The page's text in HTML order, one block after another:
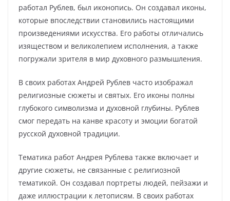
работал Рублев, был иконопись. Он создавал иконы,
которые впоследствии становились настоящими
произведениями искусства. Его работы отличались
изяществом и великолепием исполнения, а также
погружали зрителя в мир духовного размышления.
В своих работах Андрей Рублев часто изображал
религиозные сюжеты и святых. Его иконы полны
глубокого символизма и духовной глубины. Рублев
смог передать на канве красоту и эмоции богатой
русской духовной традиции.
Тематика работ Андрея Рублева также включает и
другие сюжеты, не связанные с религиозной
тематикой. Он создавал портреты людей, пейзажи и
даже иллюстрации к летописям. В своих работах